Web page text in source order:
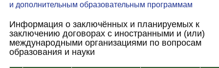
и дополнительным образовательным программам
Информация о заключённых и планируемых к
заключению договорах с иностранными и (или)
международными организациями по вопросам
образования и науки